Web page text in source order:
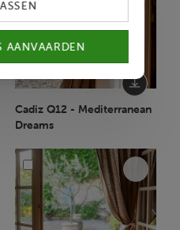
Cadiz Q12 - Mediterranean
Dreams
AANVAARDEN